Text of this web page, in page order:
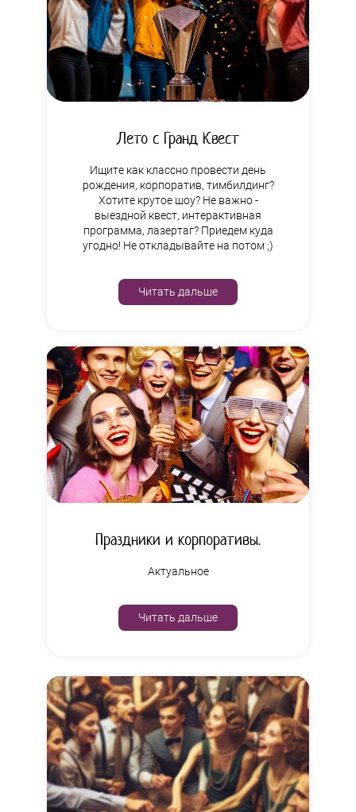
Лето с Гранд Квест
Ищите как классно провести день
рождения, корпоратив, тимбилдинг?
Хотите крутое шоу? Не важно -
выездной квест, интерактивная
программа, лазертаг? Приедем куда
угодно! Не откладывайте на потом ;)
Читать дальше
Праздники и корпоративы.
Актуальное
Читать дальше